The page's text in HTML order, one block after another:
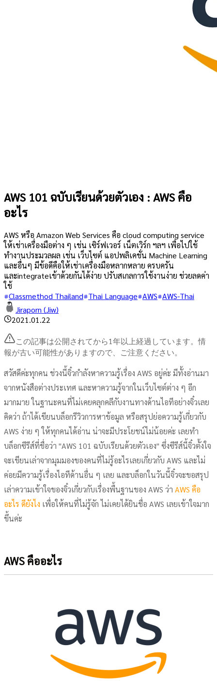
AWS 101 ฉบับเรียนด้วยตัวเอง : AWS คือ
อะไร
AWS หรือ Amazon Web Services คือ cloud computing service
ให้เช่าเครื่องมือต่าง ๆ เช่น เซิร์ฟเวอร์ เน็ตเวิร์ก ฯลฯ เพื่อไปใช้
ทำงานประมวลผล เช่น เว็บไซต์ แอปพลิเคชั่น Machine Learning
และอื่นๆ มีข้อดีคือให้เช่าเครื่องมือหลากหลาย ครบครัน
และintegrateเข้าด้วยกันได้ง่าย ปรับสเกลการใช้งานง่าย ช่วยลดค่า
ใช้
Classmethod Thailand Thai Language AWS AWS-Thai
Jiraporn (Jiw)
2021.01.22
この記事は公開されてから1年以上経過しています。情
報が古い可能性がありますので、ご注意ください。
สวัสดีค่ะทุกคน ช่วงนี้จิ๋วกำลังหาความรู้เรื่อง AWS อยู่ค่ะ มีทั้งอ่านมา
จากหนังสือต่างประเทศ และหาความรู้จากในเว็บไซต์ต่าง ๆ อีก
มากมาย ในฐานะคนที่ไม่เคยคลุกคลีกับงานทางด้านไอทีอย่างจิ๋วเลย
คิดว่า ถ้าได้เขียนบล็อกรีวิวการหาข้อมูล หรือสรุปย่อความรู้เกี่ยวกับ
AWS ง่าย ๆ ให้ทุกคนได้อ่าน น่าจะมีประโยชน์ไม่น้อยค่ะ เลยทำ
บล็อกซีรีส์ที่ชื่อว่า "AWS 101 ฉบับเรียนด้วยตัวเอง" ซึ่งซีรีส์นี้จิ๋วตั้งใจ
จะเขียนเล่าจากมุมมองของคนที่ไม่รู้อะไรเลยเกี่ยวกับ AWS และไม่
ค่อยมีความรู้เรื่องไอทีด้านอื่น ๆ เลย และบล็อกในวันนี้จิ๋วจะขอสรุป
เล่าความเข้าใจของจิ๋วเกี่ยวกับเรื่องพื้นฐานของ AWS ว่า AWS คือ
อะไร ดียังไง เพื่อให้คนที่ไม่รู้จัก ไม่เคยได้ยินชื่อ AWS เลยเข้าใจมาก
ขึ้นค่ะ
AWS คืออะไร